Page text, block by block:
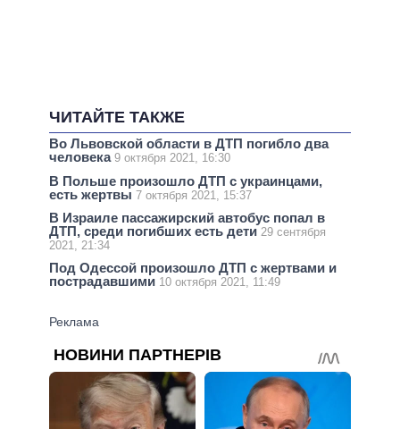
ЧИТАЙТЕ ТАКЖЕ
Во Львовской области в ДТП погибло два
человека 9 октября 2021, 16:30
В Польше произошло ДТП с украинцами,
есть жертвы 7 октября 2021, 15:37
В Израиле пассажирский автобус попал в
ДТП, среди погибших есть дети 29 сентября
2021, 21:34
Под Одессой произошло ДТП с жертвами и
пострадавшими 10 октября 2021, 11:49